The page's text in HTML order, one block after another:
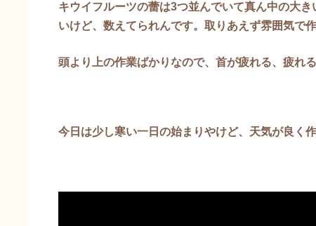
キウイフルーツの蕾は3つ並んでいて真ん中の大
いけど、数えてられんです。取りあえず雰囲気で
頭より上の作業ばかりなので、首が疲れる、疲れる
今日は少し寒い一日の始まりやけど、天気が良く